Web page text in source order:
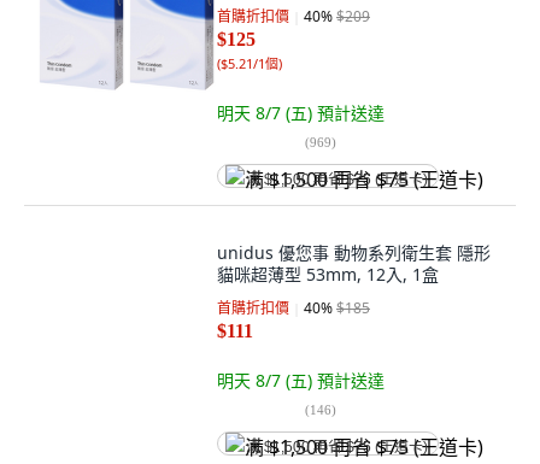
首購折扣價 40%$209
$125
($5.21/1個)
明天 8/7 (五) 預計送達
(969)
满 $1,500 再省 $75 (王道卡)
unidus 優您事 動物系列衛生套 隱形
貓咪超薄型 53mm, 12入, 1盒
首購折扣價 40%$185
$111
明天 8/7 (五) 預計送達
(146)
满 $1,500 再省 $75 (王道卡)